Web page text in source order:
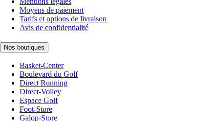
Moyens de paiement
Tarifs et options de livraison
Avis de confidentialité
Nos boutiques
Basket-Center
Boulevard du Golf
Direct Running
Direct-Volley
Espace Golf
Foot-Store
Galop-Store